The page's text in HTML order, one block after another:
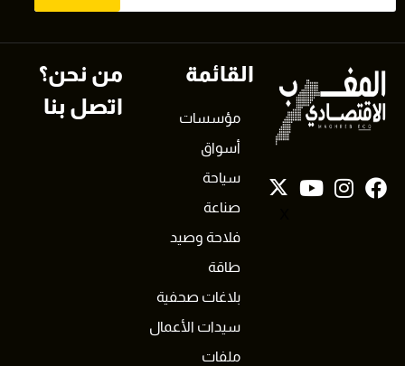
القائمة
مؤسسات
أسواق
سياحة
صناعة
فلاحة وصيد
طاقة
بلاغات صحفية
سيدات الأعمال
ملفات
من نحن؟
اتصل بنا